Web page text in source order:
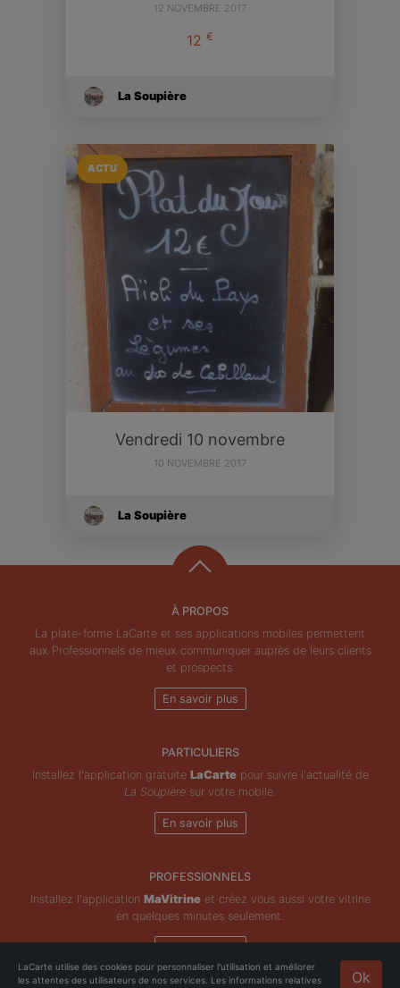
12 NOVEMBRE 2017
12 €
La Soupière
ACTU
Vendredi 10 novembre
10 NOVEMBRE 2017
La Soupière
À PROPOS
La plate-forme LaCarte et ses applications mobiles permettent
aux Professionnels de mieux communiquer auprès de leurs clients
et prospects.
En savoir plus
PARTICULIERS
Installez l'application gratuite LaCartepour suivre l'actualité de
La Soupière sur votre mobile.
En savoir plus
PROFESSIONNELS
Installez l'application MaVitrineet créez vous aussi votre vitrine
en quelques minutes seulement.
En savoir plus
Copyright © ZeMAP 2026 - Tous droits réservés. Ok
LaCarte utilise des cookies pour personnaliser l'utilisation et améliorer
les attentes des utilisateurs de nos services. Les informations relatives